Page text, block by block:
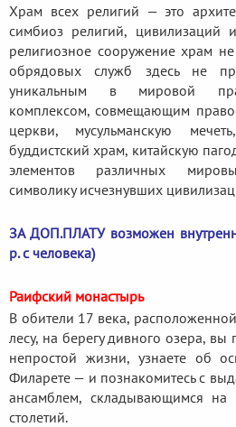
Храм всех религий — это
симбиоз религий, цивилизаций
религиозное сооружение храм
обрядовых служб здесь не
уникальным в мировой
комплексом, совмещающим
церкви, мусульманскую
буддистский храм, китайскую
элементов различных
символику исчезнувших
ЗА ДОП.ПЛАТУ возможен
р. с человека)
Раифский монастырь
В обители 17 века,
лесу, на берегу дивного озера, вы
непростой жизни, узнаете об
Филарете — и познакомитесь с
ансамблем, складывающимся на
столетий.